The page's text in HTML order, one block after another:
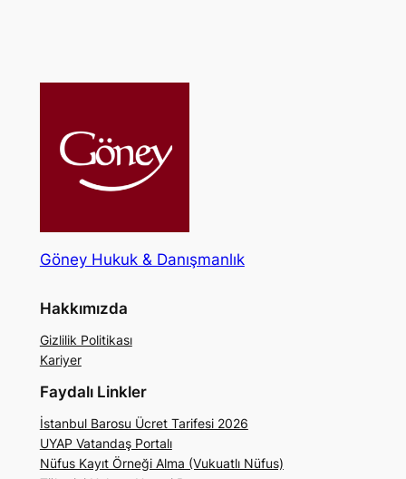
Göney Hukuk & Danışmanlık
Hakkımızda
Gizlilik Politikası
Kariyer
Faydalı Linkler
İstanbul Barosu Ücret Tarifesi 2026
UYAP Vatandaş Portalı
Nüfus Kayıt Örneği Alma (Vukuatlı Nüfus)